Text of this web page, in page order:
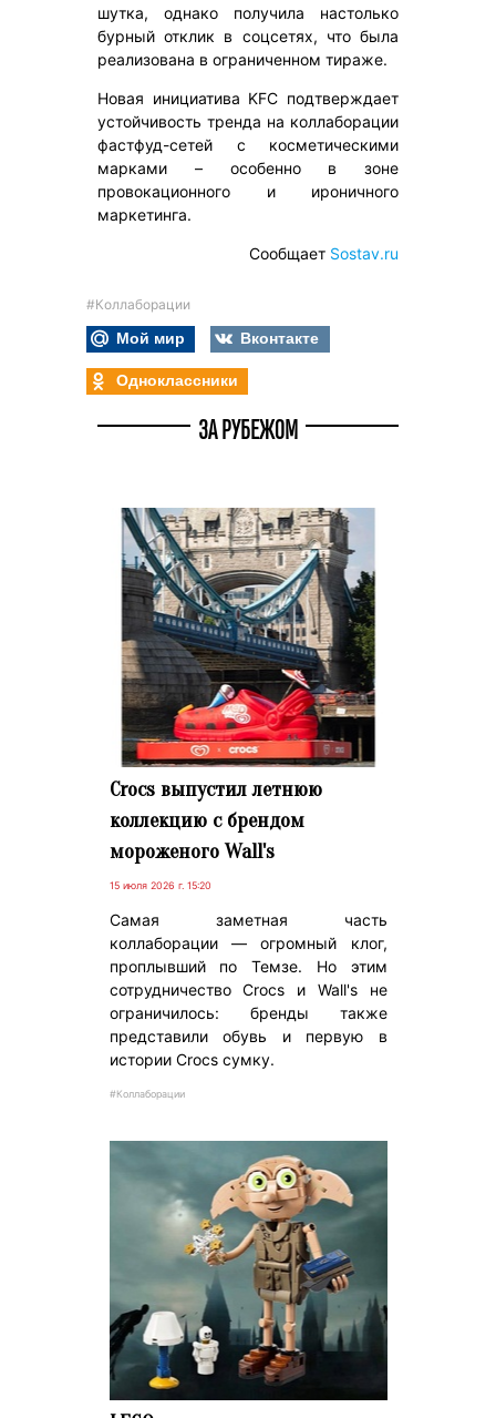
шутка, однако получила настолько
бурный отклик в соцсетях, что была
реализована в ограниченном тираже.
Новая инициатива KFC подтверждает
устойчивость тренда на коллаборации
фастфуд-сетей с косметическими
марками – особенно в зоне
провокационного и ироничного
маркетинга.
Сообщает Sostav.ru
#Коллаборации
Мой мир
Вконтакте
Одноклассники
ЗА РУБЕЖОМ
Crocs выпустил летнюю
коллекцию с брендом
мороженого Wall's
15 июля 2026 г. 15:20
Самая заметная часть
коллаборации — огромный клог,
проплывший по Темзе. Но этим
сотрудничество Crocs и Wall's не
ограничилось: бренды также
представили обувь и первую в
истории Crocs сумку.
#Коллаборации